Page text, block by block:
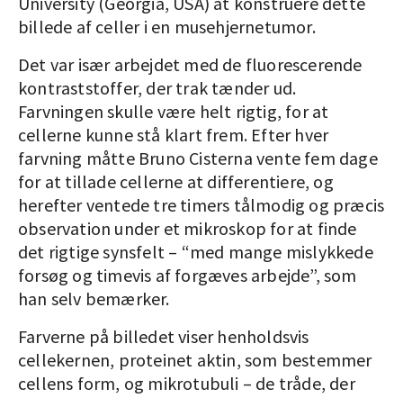
billede af celler i en musehjernetumor.
Det var især arbejdet med de fluorescerende
kontraststoffer, der trak tænder ud.
Farvningen skulle være helt rigtig, for at
cellerne kunne stå klart frem. Efter hver
farvning måtte Bruno Cisterna vente fem dage
for at tillade cellerne at differentiere, og
herefter ventede tre timers tålmodig og præcis
observation under et mikroskop for at finde
det rigtige synsfelt – “med mange mislykkede
forsøg og timevis af forgæves arbejde”, som
han selv bemærker.
Farverne på billedet viser henholdsvis
cellekernen, proteinet aktin, som bestemmer
cellens form, og mikrotubuli – de tråde, der